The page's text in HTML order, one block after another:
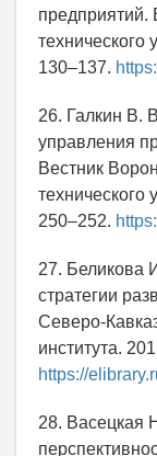
предприятий.
технического
130–137.
26. Галкин В.
управления
Вестник
технического
250–252.
27. Беликова
стратегии
Северо-
института.
https://
28. Васецкая